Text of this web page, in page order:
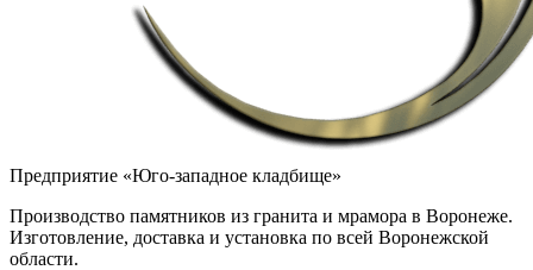
Предприятие «Юго-западное кладбище»
Производство памятников из гранита и мрамора в Воронеже.
Изготовление, доставка и установка по всей Воронежской
области.